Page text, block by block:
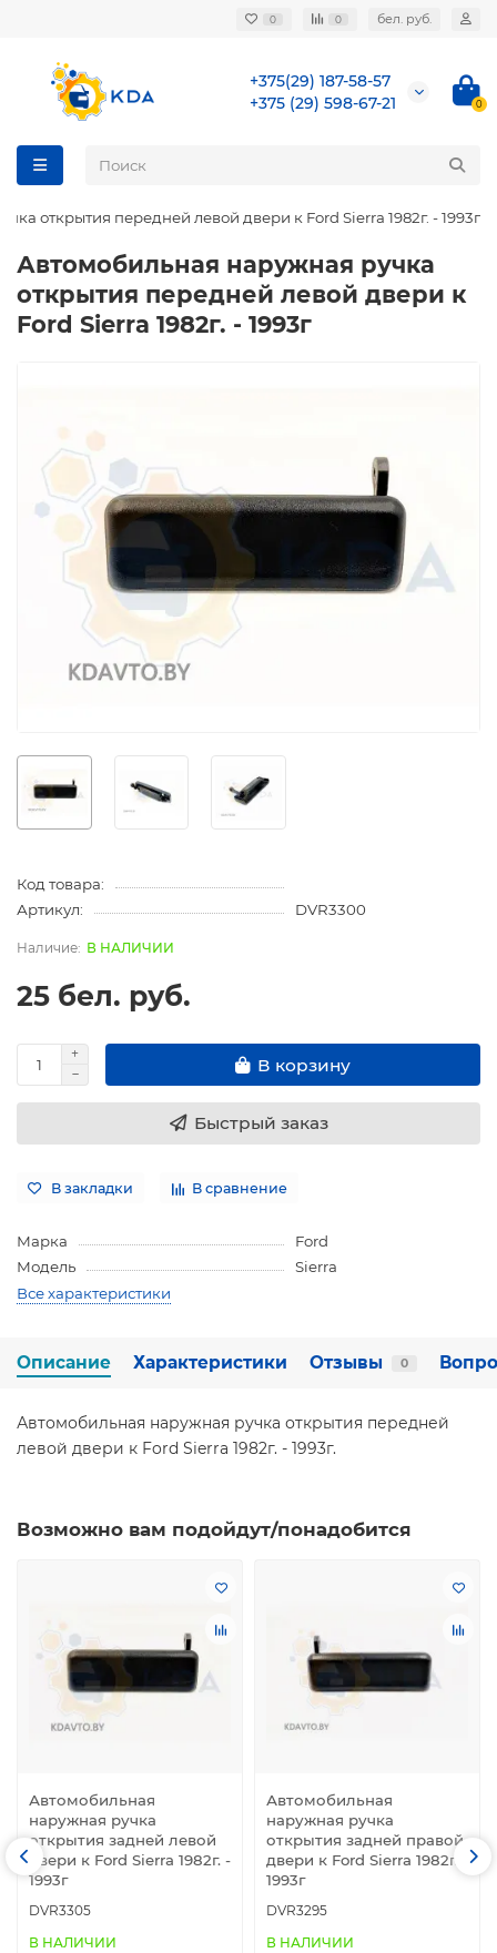
0 0 бел. руб.
+375(29) 187-58-57
+375 (29) 598-67-21
0
открытия передней левой двери к Ford Sierra 1982г. - 1993г
Автомобильная наружная ручка
открытия передней левой двери к
Ford Sierra 1982г. - 1993г
Код товара:
Артикул:
DVR3300
В НАЛИЧИИ
25 бел. руб.
В корзину
Быстрый заказ
В закладки В сравнение
Марка
Ford
Модель
Sierra
Все характеристики
Описание Характеристики Отзывы 0
Автомобильная наружная ручка открытия передней
левой двери к Ford Sierra 1982г. - 1993г.
Возможно вам подойдут/понадобится
Автомобильная
наружная ручка
открытия задней левой
двери к Ford Sierra 1982г. -
1993г
DVR3305
В НАЛИЧИИ
Автомобильная
наружная ручка
открытия задней правой
двери к Ford Sierra 1982г. -
1993г
DVR3295
В НАЛИЧИИ